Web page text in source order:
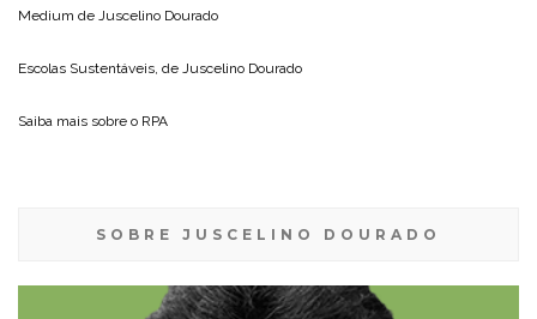
Medium de Juscelino Dourado
Escolas Sustentáveis, de Juscelino Dourado
Saiba mais sobre o RPA
SOBRE JUSCELINO DOURADO